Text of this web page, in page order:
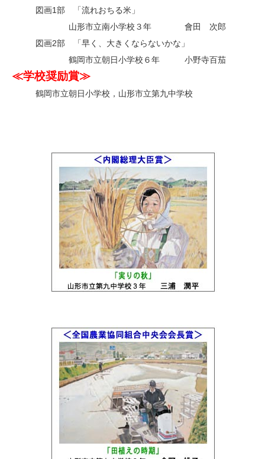
図画1部 「流れおちる米」
山形市立南小学校３年 會田 次郎
図画2部 「早く、大きくならないかな」
鶴岡市立朝日小学校６年 小野寺百茄
≪学校奨励賞≫
鶴岡市立朝日小学校，山形市立第九中学校